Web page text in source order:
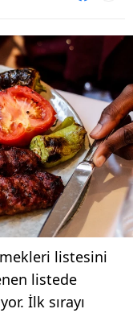
listesini
listede
İlk sırayı